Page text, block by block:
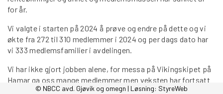
for år.
Vi valgte i starten på 2024 å prøve og endre på dette og vi
økte fra 272 til 310 medlemmer i 2024 og per dags dato har
vi 333 medlemsfamilier i avdelingen.
Vi har ikke gjort jobben alene, for messa på Vikingskipet på
Hamar ga oss mange medlemmer men veksten har fortsatt
også etter at messa var over.
© NBCC avd. Gjøvik og omegn | Løsning: StyreWeb